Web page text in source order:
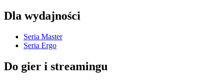
Dla wydajności
Seria Master
Seria Ergo
Do gier i streamingu